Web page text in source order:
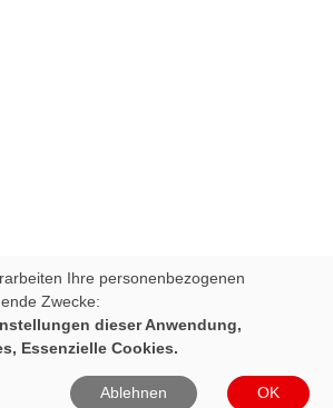
Ihre personenbezogenen
Zwecke:
dieser Anwendung,
Essenzielle Cookies.
Ablehnen OK